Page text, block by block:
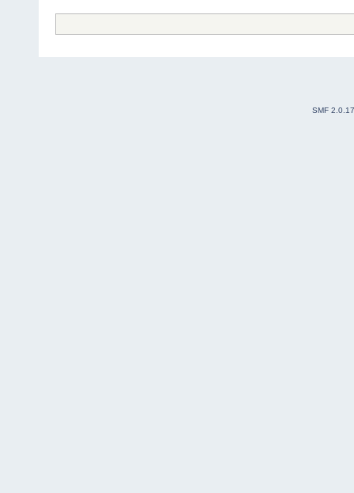
SMF 2.0.17